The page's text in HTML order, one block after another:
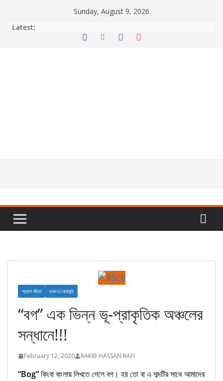
Sunday, August 9, 2026
Latest:
প্রবাস জীবন ভ্রমণ/ঘোরাঘুরি
“বগ” এক ভিন্ন ভূ-প্রাকৃতিক অঞ্চলের
সন্ধানে!!!
February 12, 2020 RAKIB HASSAN RAFI
“Bog”কিংবা বাংলায় লিখতে গেলে বগ। হয় তো বা এ শব্দটির সাথে আমাদের